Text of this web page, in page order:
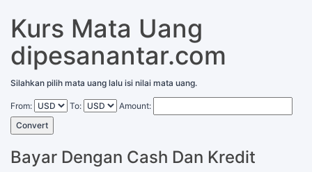
Kurs Mata Uang
dipesanantar.com
Silahkan pilih mata uang lalu isi nilai mata uang.
From: To:
Amount:
Convert
Bayar Dengan Cash Dan Kredit